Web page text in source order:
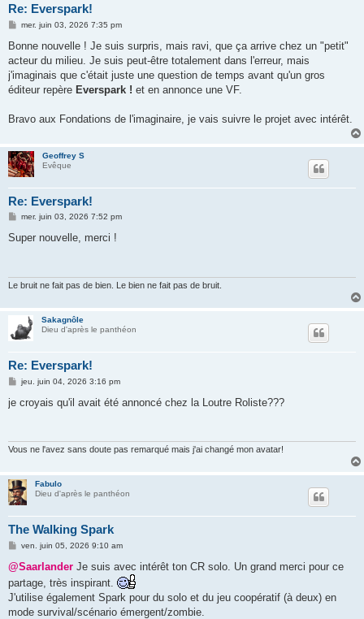
Re: Everspark!
M
s
a
g
mer. juin 03, 2026 7:35 pm
Bonne nouvelle ! Je suis surpris, mais ravi, que ça arrive chez un "petit"
acteur du milieu. Je suis peut-être totalement dans l'erreur, mais
j'imaginais que c'était juste une question de temps avant qu'un gros
éditeur repère Everspark ! et en annonce une VF.
Bravo aux Fondations de l'imaginaire, je vais suivre le projet avec intérêt.
Geoffrey S
Evêque
Re: Everspark!
M
s
s
mer. juin 03, 2026 7:52 pm
Super nouvelle, merci !
Le bruit ne fait pas de bien. Le bien ne fait pas de bruit.
Sakagnôle
Dieu d'après le panthéon
Re: Everspark!
M
s
jeu. juin 04, 2026 3:16 pm
je croyais qu'il avait été annoncé chez la Loutre Roliste???
Vous ne l'avez sans doute pas remarqué mais j'ai changé mon avatar!
Fabulo
Dieu d'après le panthéon
The Walking Spark
M
s
a
g
e
ven. juin 05, 2026 9:10 am
@Saarlander Je suis avec intérêt ton CR solo. Un grand merci pour ce
partage, très inspirant.
J'utilise également Spark pour du solo et du jeu coopératif (à deux) en
mode survival/scénario émergent/zombie.